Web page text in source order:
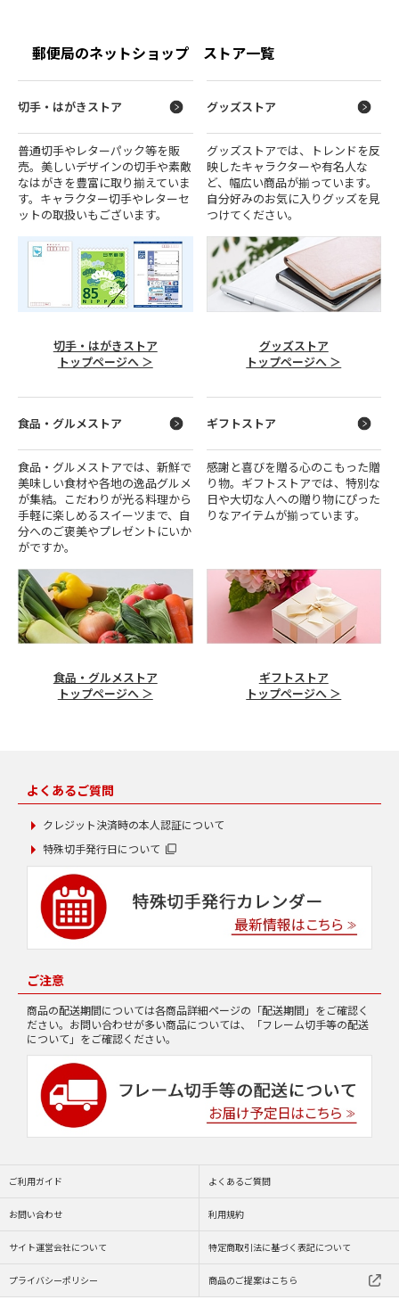
郵便局のネットショップ ストア一覧
切手・はがきストア
普通切手やレターパック等を販
売。美しいデザインの切手や素敵
なはがきを豊富に取り揃えていま
す。キャラクター切手やレターセ
ットの取扱いもございます。
切手・はがきストア
トップページへ ＞
グッズストア
グッズストアでは、トレンドを反
映したキャラクターや有名人な
ど、幅広い商品が揃っています。
自分好みのお気に入りグッズを見
つけてください。
グッズストア
トップページへ ＞
食品・グルメストア
食品・グルメストアでは、新鮮で
美味しい食材や各地の逸品グルメ
が集結。こだわりが光る料理から
手軽に楽しめるスイーツまで、自
分へのご褒美やプレゼントにいか
がですか。
食品・グルメストア
トップページへ ＞
ギフトストア
感謝と喜びを贈る心のこもった贈
り物。ギフトストアでは、特別な
日や大切な人への贈り物にぴった
りなアイテムが揃っています。
ギフトストア
トップページへ ＞
よくあるご質問
クレジット決済時の本人認証について
特殊切手発行日について
ご注意
商品の配送期間については各商品詳細ページの「配送期間」をご確認く
ださい。お問い合わせが多い商品については、「フレーム切手等の配送
について」をご確認ください。
ご利用ガイド よくあるご質問
お問い合わせ 利用規約
サイト運営会社について 特定商取引法に基づく表記について
プライバシーポリシー 商品のご提案はこちら